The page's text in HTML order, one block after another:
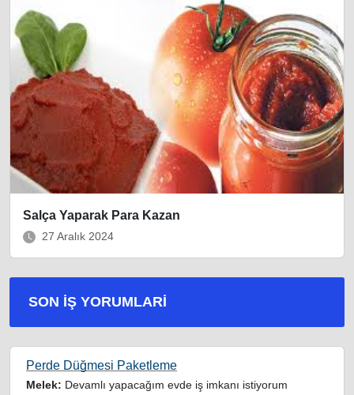
Salça Yaparak Para Kazan
27 Aralık 2024
SON İŞ YORUMLARI
Perde Düğmesi Paketleme
Melek: Devamlı yapacağım evde iş imkanı istiyorum